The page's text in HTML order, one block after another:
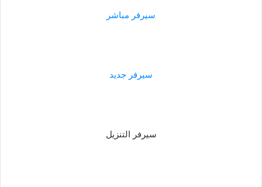
سيرفر مباشر
سيرفر جديد
سيرفر التنزيل